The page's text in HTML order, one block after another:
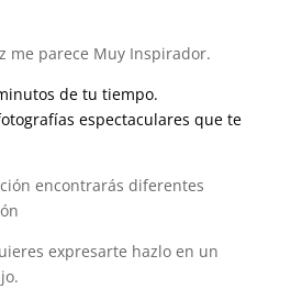
me parece Muy Inspirador.
de tu tiempo.
espectaculares que te
encontrarás diferentes
expresarte hazlo en un